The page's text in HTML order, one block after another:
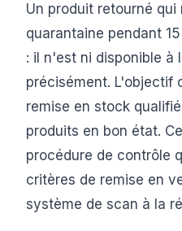
Un produit retourné qui
quarantaine pendant
: il n'est ni disponible à
précisément. L'objectif
remise en stock
produits en bon état.
procédure de contrôle
critères de remise en
système de scan à la